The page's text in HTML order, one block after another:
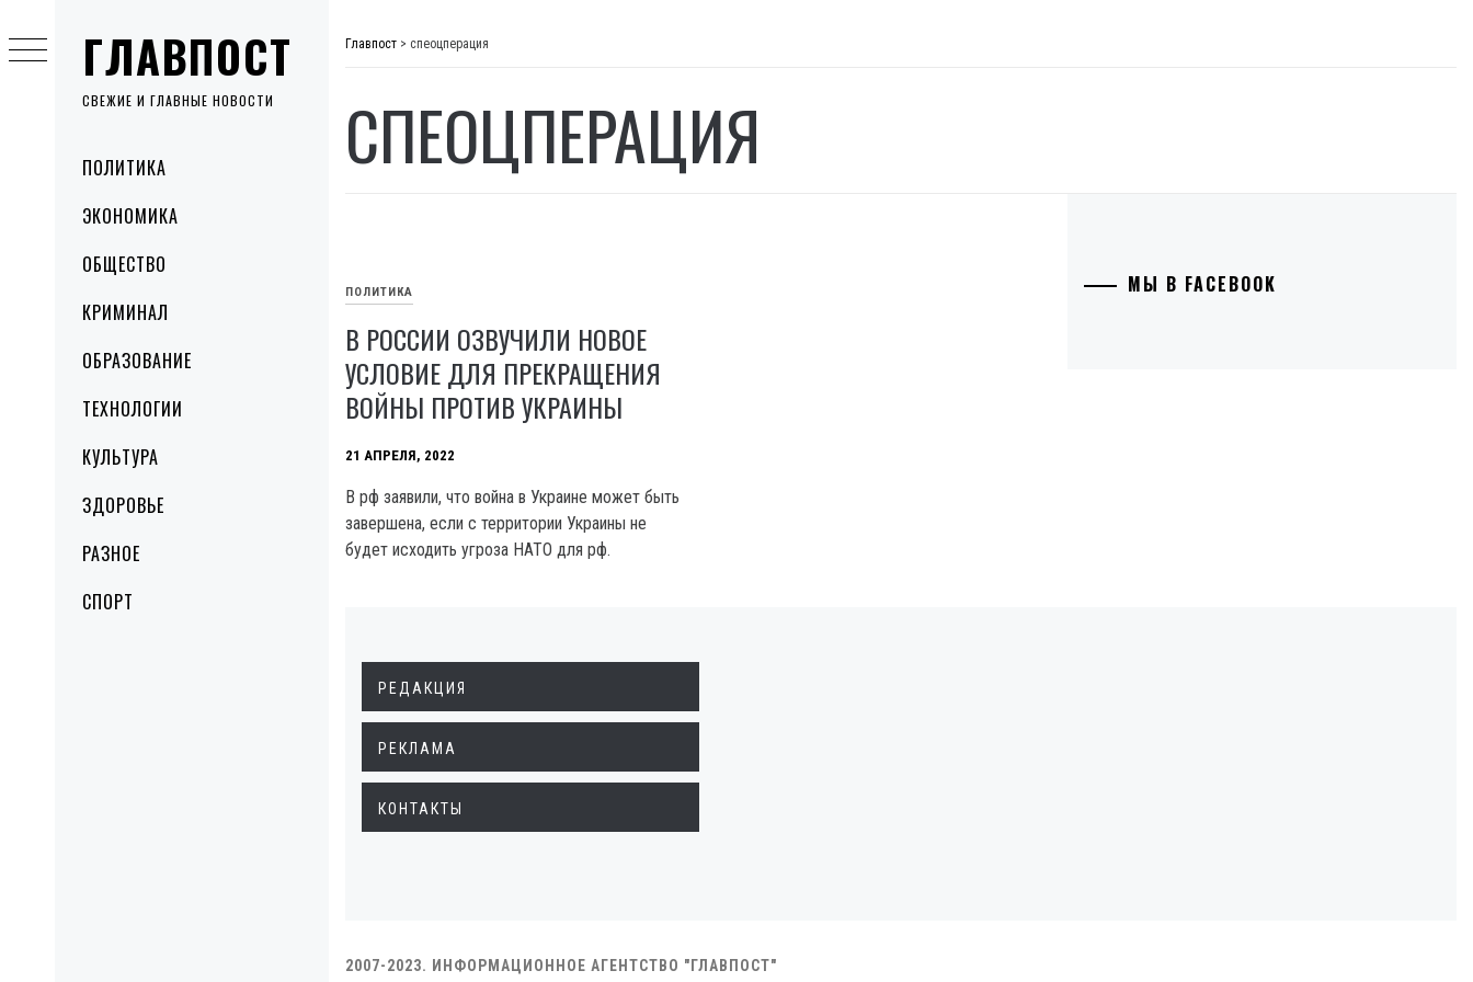
ГЛАВПОСТ
СВЕЖИЕ И ГЛАВНЫЕ НОВОСТИ
MenuПОЛИТИКА
ЭКОНОМИКА
ОБЩЕСТВО
КРИМИНАЛ
ОБРАЗОВАНИЕ
ТЕХНОЛОГИИ
КУЛЬТУРА
ЗДОРОВЬЕ
РАЗНОЕ
СПОРТ
to
content
Главпост > спеоцперация
СПЕОЦПЕРАЦИЯ
ПОЛИТИКА
В РОССИИ ОЗВУЧИЛИ НОВОЕ
УСЛОВИЕ ДЛЯ ПРЕКРАЩЕНИЯ
ВОЙНЫ ПРОТИВ УКРАИНЫ
21 АПРЕЛЯ, 2022
В рф заявили, что война в Украине может быть
завершена, если с территории Украины не
будет исходить угроза НАТО для рф.
МЫ В FACEBOOK
РЕДАКЦИЯ
РЕКЛАМА
КОНТАКТЫ
2007-2023. ИНФОРМАЦИОННОЕ АГЕНТСТВО "ГЛАВПОСТ"